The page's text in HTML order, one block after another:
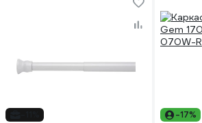
-17%